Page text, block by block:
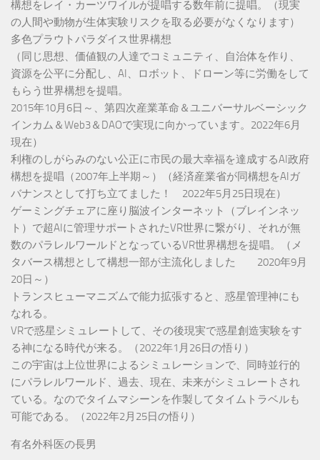
構想をレイ・カーツワイルが提唱する数年前に提唱。（現実
の人間や動物が生体実験リスクを取る必要がなくなります）
多色プラウトパラダイス世界構想
（同じ思想、価値観の人達でコミュニティ、自治体を作り、
資源を公平に分配し、AI、ロボット、ドローン等に労働をして
もらう世界構想を提唱。
2015年10月6日～、第四次産業革命＆ユニバーサルベーシック
インカム＆Web3＆DAOで実現に向かっています。2022年6月
現在）
利権のしがらみのない公正に市民の最大幸福を達成するAI政府
構想を提唱（2007年上半期～）（経済産業省が同構想をAIガ
バナンスとして打ち立てました！ 2022年5月25日現在）
ゲーミングチェアに座り脳波インターネット（ブレインネッ
ト）で超AIに管理サポートされたVR世界に繋がり、それが無
数のパラレルワールドとなっているVR世界構想を提唱。（メ
タバース構想として構想一部が主流化しました 2020年9月
20日～）
トランスヒューマニズムで能力拡張すると、惑星管理神にも
なれる。
VRで惑星シミュレートして、その後現実で惑星創造実験をす
る神になる時代が来る。（2022年1月26日の悟り）
この宇宙は上位世界によるシミュレーションで、同時並行的
にパラレルワールド、過去、現在、未来がシミュレートされ
ている。なのでタイムマシーンを作製してタイムトラベルも
可能である。（2022年2月25日の悟り）
有名外科医の長男